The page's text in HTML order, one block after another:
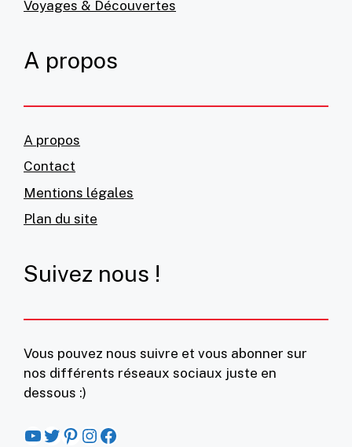
Voyages & Découvertes
A propos
A propos
Contact
Mentions légales
Plan du site
Suivez nous !
Vous pouvez nous suivre et vous abonner sur
nos différents réseaux sociaux juste en
dessous :)
YouTube
Twitter
Pinterest
Instagram
Facebook